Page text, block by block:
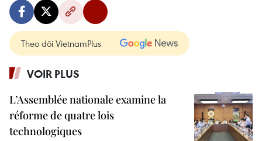
Theo dõi VietnamPlus
VOIR PLUS
L’Assemblée nationale examine la
réforme de quatre lois
technologiques